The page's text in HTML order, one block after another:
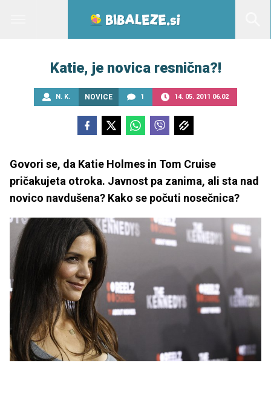
Katie, je novica resnična?!
N. K. NOVICE 1 14. 05. 2011 06.02
Govori se, da Katie Holmes in Tom Cruise
pričakujeta otroka. Javnost pa zanima, ali sta nad
novico navdušena? Kako se počuti nosečnica?